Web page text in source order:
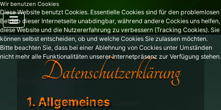
1. Allgemeines
Wir benutzen Cookies
Diese Website benutzt Cookies. Essentielle Cookies sind für den problemlosen
Betrieb dieser Internetseite unabdingbar, während andere Cockies uns helfen,
diese Website und die Nutzererfahrung zu verbessern (Tracking Cookies). Sie
können selbst entscheiden, ob und welche Cookies Sie zulassen möchten.
Bitte beachten Sie, dass bei einer Ablehnung von Cockies unter Umständen
nicht mehr alle Funktionalitäten unserer Internetpräsenz zur Verfügung stehen.
Cookies akzeptieren
Ich möchte keine Cookies zulassen.